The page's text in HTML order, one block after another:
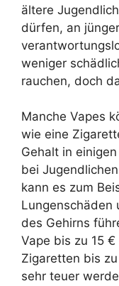
ältere
dürfen, an
weniger
rauchen, doch
Manche Vapes
wie eine
Gehalt in
bei
kann es zum
Lungenschäden
des Gehirns
Vape bis zu 15
Zigaretten bis
sehr teuer